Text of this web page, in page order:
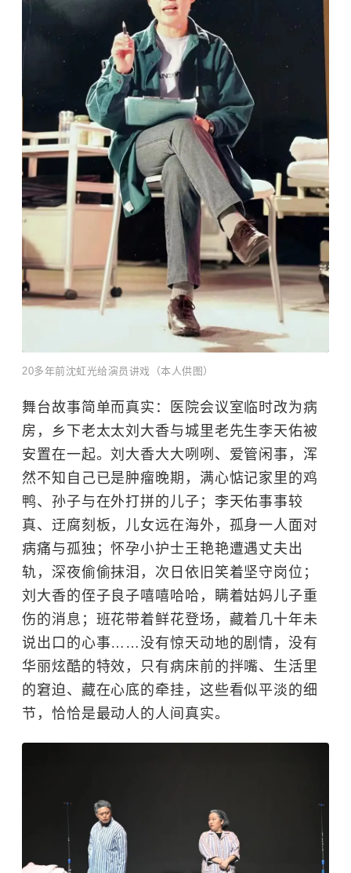
20多年前沈虹光给演员讲戏（本人供图）
舞台故事简单而真实：医院会议室临时改为病
房，乡下老太太刘大香与城里老先生李天佑被
安置在一起。刘大香大大咧咧、爱管闲事，浑
然不知自己已是肿瘤晚期，满心惦记家里的鸡
鸭、孙子与在外打拼的儿子；李天佑事事较
真、迂腐刻板，儿女远在海外，孤身一人面对
病痛与孤独；怀孕小护士王艳艳遭遇丈夫出
轨，深夜偷偷抹泪，次日依旧笑着坚守岗位；
刘大香的侄子良子嘻嘻哈哈，瞒着姑妈儿子重
伤的消息；班花带着鲜花登场，藏着几十年未
说出口的心事……没有惊天动地的剧情，没有
华丽炫酷的特效，只有病床前的拌嘴、生活里
的窘迫、藏在心底的牵挂，这些看似平淡的细
节，恰恰是最动人的人间真实。